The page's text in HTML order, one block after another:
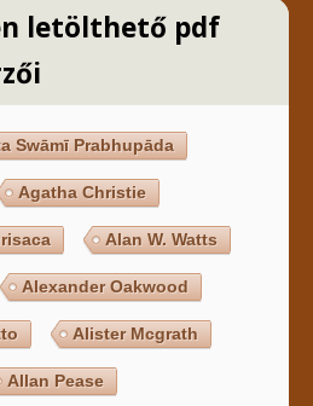
letölthető pdf
Swāmī Prabhupāda
Agatha Christie
Alan W. Watts
Alexander Oakwood
Alister Mcgrath
Allan Pease